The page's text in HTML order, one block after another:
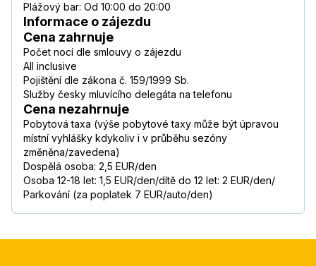
Plážový bar: Od 10:00 do 20:00
Informace o zájezdu
Cena zahrnuje
Počet nocí dle smlouvy o zájezdu
All inclusive
Pojištění dle zákona č. 159/1999 Sb.
Služby česky mluvícího delegáta na telefonu
Cena nezahrnuje
Pobytová taxa (výše pobytové taxy může být úpravou
místní vyhlášky kdykoliv i v průběhu sezóny
změněna/zavedena)
Dospělá osoba: 2,5 EUR/den
Osoba 12-18 let: 1,5 EUR/den/dítě do 12 let: 2 EUR/den/
Parkování (za poplatek 7 EUR/auto/den)